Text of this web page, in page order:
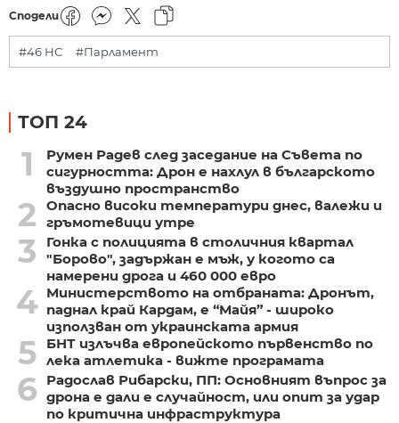
Сподели
#46 НС #Парламент
ТОП 24
1
Румен Радев след заседание на Съвета по
сигурността: Дрон е нахлул в българското
въздушно пространство
2
Опасно високи температури днес, валежи и
гръмотевици утре
3
Гонка с полицията в столичния квартал
"Борово", задържан е мъж, у когото са
намерени дрога и 460 000 евро
4 Министерството на отбраната: Дронът,
паднал край Кардам, е “Майя” - широко
използван от украинската армия
5
БНТ излъчва европейското първенство по
лека атлетика - вижте програмата
6
Радослав Рибарски, ПП: Основният въпрос за
дрона е дали е случайност, или опит за удар
по критична инфраструктура